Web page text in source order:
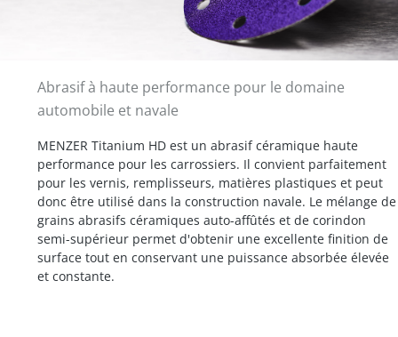
Abrasif à haute performance pour le domaine
automobile et navale
MENZER Titanium HD est un abrasif céramique haute
performance pour les carrossiers. Il convient parfaitement
pour les vernis, remplisseurs, matières plastiques et peut
donc être utilisé dans la construction navale. Le mélange de
grains abrasifs céramiques auto-affûtés et de corindon
semi-supérieur permet d'obtenir une excellente finition de
surface tout en conservant une puissance absorbée élevée
et constante.